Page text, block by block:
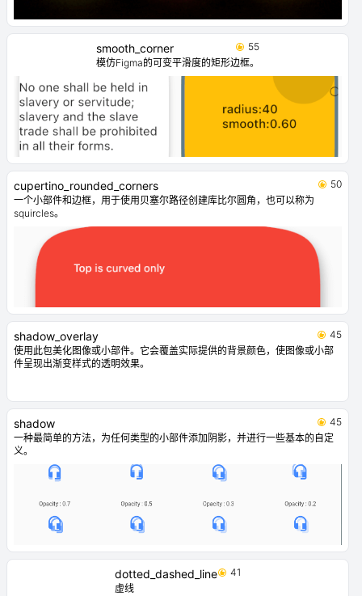
smooth_corner
55
模仿Figma的可变平滑度的矩形边框。
cupertino_rounded_corners
50
一个小部件和边框，用于使用贝塞尔路径创建库比尔圆角，也可以称为
squircles。
shadow_overlay
45
使用此包美化图像或小部件。它会覆盖实际提供的背景颜色，使图像或小部
件呈现出渐变样式的透明效果。
shadow
45
一种最简单的方法，为任何类型的小部件添加阴影，并进行一些基本的自定
义。
dotted_dashed_line
41
虚线